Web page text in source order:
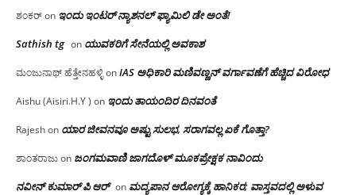
ಶಂಕರ್on ಇಂದು ಇಂಟರ್ ನ್ಯಾಶನಲ್ ಫ್ಯಾಮಿಲಿ ಡೇ ಅಂತೆ!
Sathish tg on ಯುವಕರಿಗೆ ಸೇನೆಯಲ್ಲಿ ಅವಕಾಶ
ಮಂಜುನಾಥ್ ಹೆತ್ತೇನಹಳ್ಳಿonIAS ಅಧಿಕಾರಿ ಮಣಿವಣ್ಣನ್ ವರ್ಗಾವಣೆಗೆ ಹೆಚ್ಚಿದ‌ ವಿರೋಧ
Aishu (Aisiri.H.Y ) on ಇಂದು ತಾಯಂದಿರ ದಿನವಂತೆ
Rajeshon ಯಾರ ಜೀವನವೂ ಅಷ್ಟು ಸುಲಭ, ಸರಾಗವಲ್ಲ ಏಕೆ ಗೊತ್ತಾ?
ಶಾಂತರಾಜುon ಜಂಗಮವಾಣಿ ಜಾಗದೊಳ್ ಮೂಕಪ್ರೇಕ್ಷಕ ನಾವಿಂದು
ನವೀನ್ ಕುಮಾರ್ ಪಿ ಆರ್ on ಮದ್ಯಪಾನ ಆರೋಗ್ಯಕ್ಕೆ ಹಾನಿಕರ; ವಾಸ್ತವದಲ್ಲಿ ಅಳುವ